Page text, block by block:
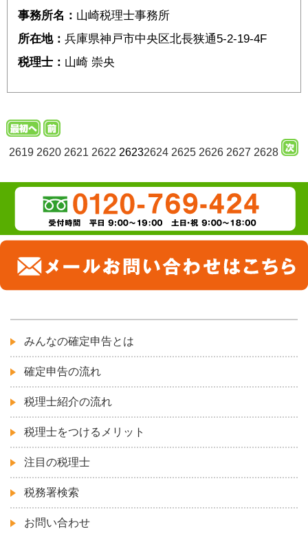
事務所名： 山崎税理士事務所
所在地： 兵庫県神戸市中央区北長狭通5-2-19-4F
税理士： 山崎 崇央
2619 2620 2621 2622 26232624 2625 2626 2627 2628
みんなの確定申告とは
確定申告の流れ
税理士紹介の流れ
税理士をつけるメリット
注目の税理士
税務署検索
お問い合わせ